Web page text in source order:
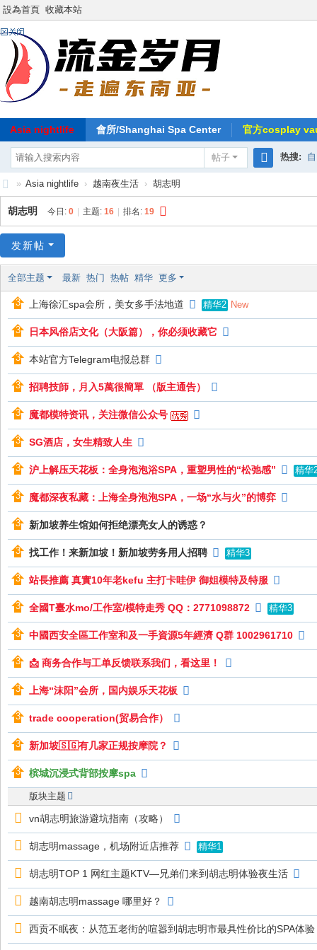
設為首頁 收藏本站
Asia nightlife 會所/Shanghai Spa Center 官方cosplay
帖子
索
热搜:
东
南
-
月
» Asia nightlife › 越南夜生活 › 胡志明
胡志明 今日: 0 主题: 16 排名: 19
发新帖
全部主题 最新 热门 热帖 精华 更多
上海徐汇spa会所，美女多手法地道 精华2 New
日本风俗店文化（大阪篇），你必须收藏它
本站官方Telegram电报总群
招聘技師，月入5萬很簡單 （版主通告）
魔都模特资讯，关注微信公众号
SG酒店，女生精致人生
沪上解压天花板：全身泡泡浴SPA，重塑男性的“松弛感” 精华
魔都深夜私藏：上海全身泡泡SPA，一场“水与火”的博弈
新加坡养生馆如何拒绝漂亮女人的诱惑？
找工作！来新加坡！新加坡劳务用人招聘 精华3
站長推薦 真實10年老kefu 主打卡哇伊 御姐模特及特服
全國T臺水mo/工作室/模特走秀 QQ：2771098872 精华3
中國西安全區工作室和及一手資源5年經濟 Q群 1002961710
📩 商务合作与工单反馈联系我们，看这里！
上海“沫阳”会所，国内娱乐天花板
trade cooperation(贸易合作）
新加坡🇸🇬有几家正规按摩院？
槟城沉浸式背部按摩spa
版块主题
vn胡志明旅游避坑指南（攻略）
胡志明massage，机场附近店推荐 精华1
胡志明TOP 1 网红主题KTV—兄弟们来到胡志明体验夜生活
越南胡志明massage 哪里好？
西贡不眠夜：从范五老街的喧嚣到胡志明市最具性价比的SPA体验